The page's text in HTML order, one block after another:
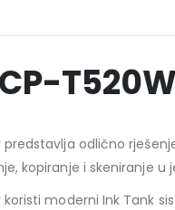
predstavlja odlično
kopiranje i skeniranje u
koristi moderni Ink